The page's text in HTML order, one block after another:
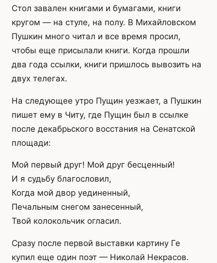
Стол завален книгами и бумагами, книги
кругом — на стуле, на полу. В Михайловском
Пушкин много читал и все время просил,
чтобы еще присылали книги. Когда прошли
два года ссылки, книги пришлось вывозить на
двух телегах.
На следующее утро Пущин уезжает, а Пушкин
пишет ему в Читу, где Пущин был в ссылке
после декабрьского восстания на Сенатской
площади:
Мой первый друг! Мой друг бесценный!
И я судьбу благословил,
Когда мой двор уединенный,
Печальным снегом занесенный,
Твой колокольчик огласил.
Сразу после первой выставки картину Ге
купил еще один поэт — Николай Некрасов.